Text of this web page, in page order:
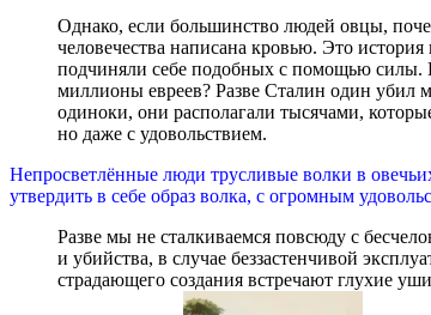
Однако, если большинство людей овцы,
человечества написана кровью. Это
подчиняли себе подобных с помощью силы.
миллионы евреев? Разве Сталин один
одиноки, они располагали тысячами,
но даже с удовольствием.
Непросветлённые люди трусливые волки в
утвердить в себе образ волка, с огромным
Разве мы не сталкиваемся повсюду с
и убийства, в случае беззастенчивой
страдающего создания встречают глухие